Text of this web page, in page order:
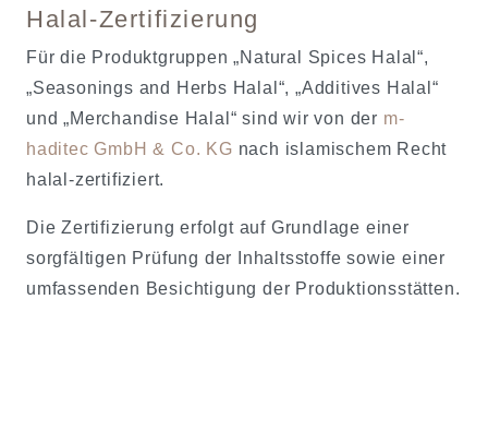
Halal-Zertifizierung
Für die Produktgruppen „Natural Spices Halal“,
„Seasonings and Herbs Halal“, „Additives Halal“
und „Merchandise Halal“ sind wir von der m-
haditec GmbH & Co. KG nach islamischem Recht
halal-zertifiziert.
Die Zertifizierung erfolgt auf Grundlage einer
sorgfältigen Prüfung der Inhaltsstoffe sowie einer
umfassenden Besichtigung der Produktionsstätten.